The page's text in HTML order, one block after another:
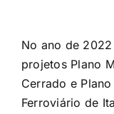
No ano de
projetos Plano
Cerrado e
Ferroviário de